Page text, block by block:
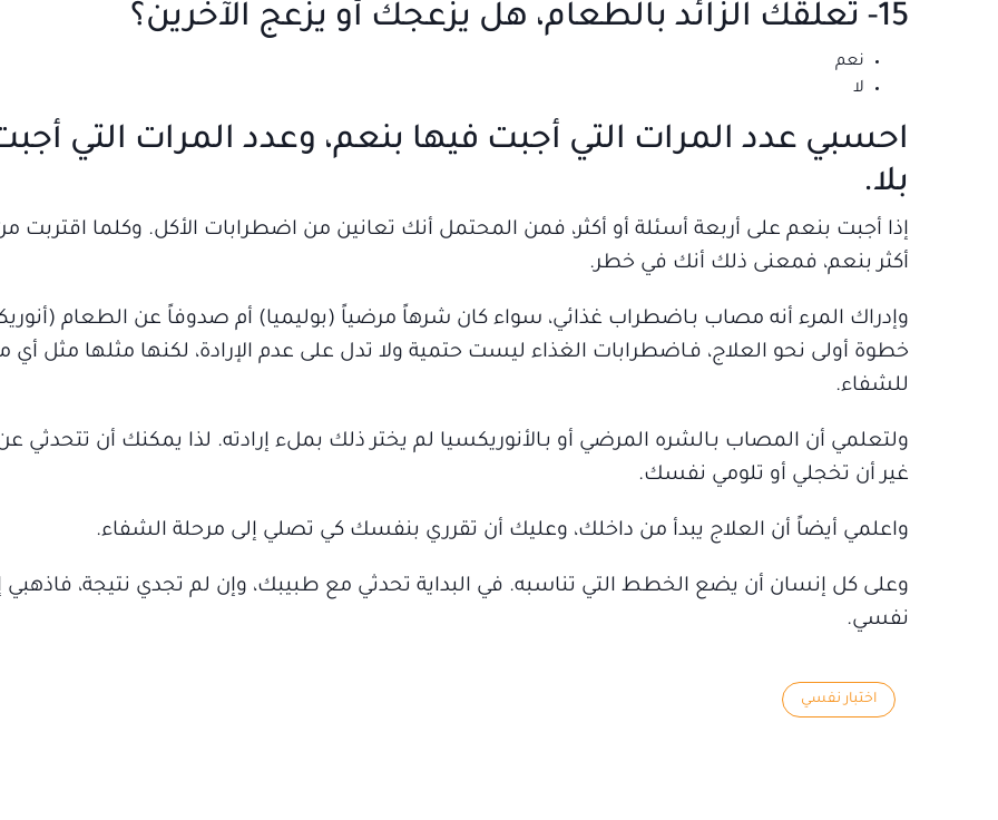
15- تعلقك الزائد بالطعام، هل يزعجك أو يزعج الآخرين؟
نعم
لا
احسبي عدد المرات التي أجبت فيها بنعم، وعدد المرات التي
بلا.
إذا أجبت بنعم على أربعة أسئلة أو أكثر، فمن المحتمل أنك تعانين من اضطرابات الأكل. وكلما اقتربت
أكثر بنعم، فمعنى ذلك أنك في خطر.
وإدراك المرء أنه مصاب بـاضطراب غذائي، سواء كان شرهاً مرضياً (بوليميا) أم صدوفاً عن الطعام
خطوة أولى نحو العلاج، فـاضطرابات الغذاء ليست حتمية ولا تدل على عدم الإرادة، لكنها مثلها مثل
للشفاء.
ولتعلمي أن المصاب بـالشره المرضي أو بـالأنوريكسيا لم يختر ذلك بملء إرادته. لذا يمكنك أن
غير أن تخجلي أو تلومي نفسك.
واعلمي أيضاً أن العلاج يبدأ من داخلك، وعليك أن تقرري بنفسك كي تصلي إلى مرحلة الشفاء.
وعلى كل إنسان أن يضع الخطط التي تناسبه. في البداية تحدثي مع طبيبك، وإن لم تجدي نتيجة، فاذهبي
نفسي.
اختبار نفسي